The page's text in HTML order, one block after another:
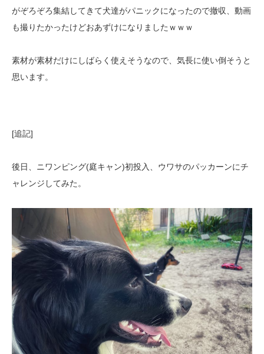
がぞろぞろ集結してきて犬達がパニックになったので撤収、動画
も撮りたかったけどおあずけになりましたｗｗｗ
素材が素材だけにしばらく使えそうなので、気長に使い倒そうと
思います。
[追記]
後日、ニワンピング(庭キャン)初投入、ウワサのパッカーンにチ
ャレンジしてみた。